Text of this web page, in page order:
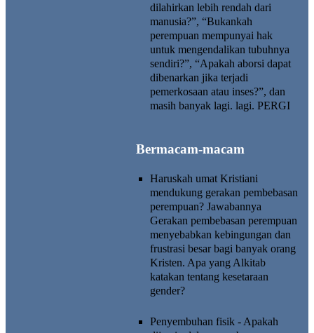
dilahirkan lebih rendah dari
manusia?”, “Bukankah
perempuan mempunyai hak
untuk mengendalikan tubuhnya
sendiri?”, “Apakah aborsi dapat
dibenarkan jika terjadi
pemerkosaan atau inses?”, dan
masih banyak lagi. lagi. PERGI
Bermacam-macam
Haruskah umat Kristiani
mendukung gerakan pembebasan
perempuan? Jawabannya
Gerakan pembebasan perempuan
menyebabkan kebingungan dan
frustrasi besar bagi banyak orang
Kristen. Apa yang Alkitab
katakan tentang kesetaraan
gender?
Penyembuhan fisik - Apakah